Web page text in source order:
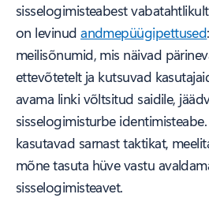
sisselogimisteabest
on levinudandmepüügipettused
meilisõnumid, mis näivad
ettevõtetelt ja kutsuvad
avama linki võltsitud saidile,
sisselogimisturbe
kasutavad sarnast taktikat,
mõne tasuta hüve vastu
sisselogimisteavet.